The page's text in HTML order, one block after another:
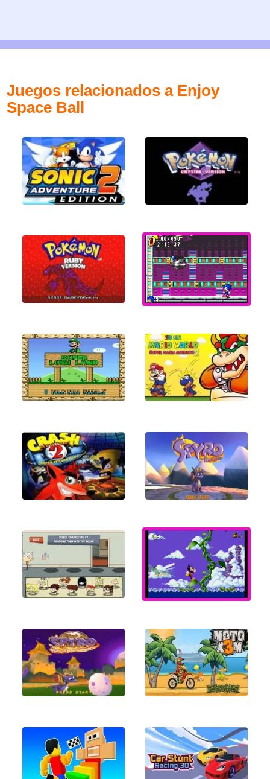
Juegos relacionados a Enjoy
Space Ball